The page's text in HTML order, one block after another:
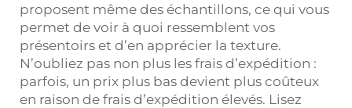
proposent même des échantillons, ce qui vous
permet de voir à quoi ressemblent vos
présentoirs et d’en apprécier la texture.
N’oubliez pas non plus les frais d’expédition :
parfois, un prix plus bas devient plus coûteux
en raison de frais d’expédition élevés. Lisez